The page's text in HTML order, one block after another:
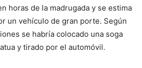
horas de la madrugada y se estima
un vehículo de gran porte. Según
se habría colocado una soga
y tirado por el automóvil.